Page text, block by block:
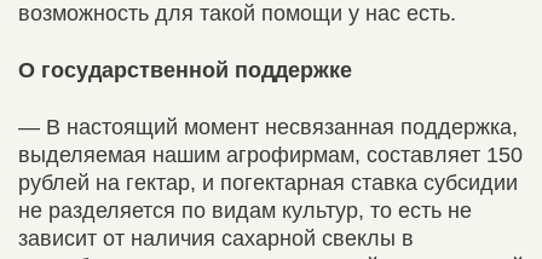
возможность для такой помощи у нас есть.
О государственной поддержке
— В настоящий момент несвязанная поддержка,
выделяемая нашим агрофирмам, составляет 150
рублей на гектар, и погектарная ставка субсидии
не разделяется по видам культур, то есть не
зависит от наличия сахарной свеклы в